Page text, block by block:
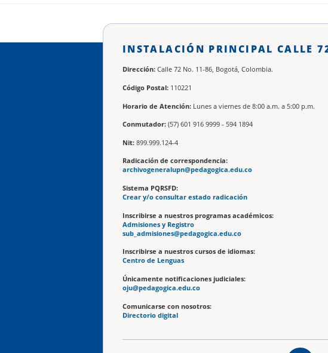
INSTALACIÓN PRINCIPAL CALLE
Dirección: Calle 72 No. 11-86, Bogotá, Colombia.
Código Postal: 110221
Horario de Atención: Lunes a viernes de 8:00 a.m. a 5:00 p.m.
Conmutador: (57) 601 916 9999 - 594 1894
Nit: 899.999.124-4
Radicación de correspondencia:
archivogeneralupn@pedagogica.edu.co
Sistema PQRSFD:
Crear y/o consultar estado radicación
Inscribirse a nuestros programas académicos:
Admisiones y Registro
sub_admisiones@pedagogica.edu.co
Inscribirse a nuestros cursos de idiomas:
Centro de Lenguas
Únicamente notificaciones judiciales:
oju@pedagogica.edu.co
Comunicarse con nosotros:
Directorio digital